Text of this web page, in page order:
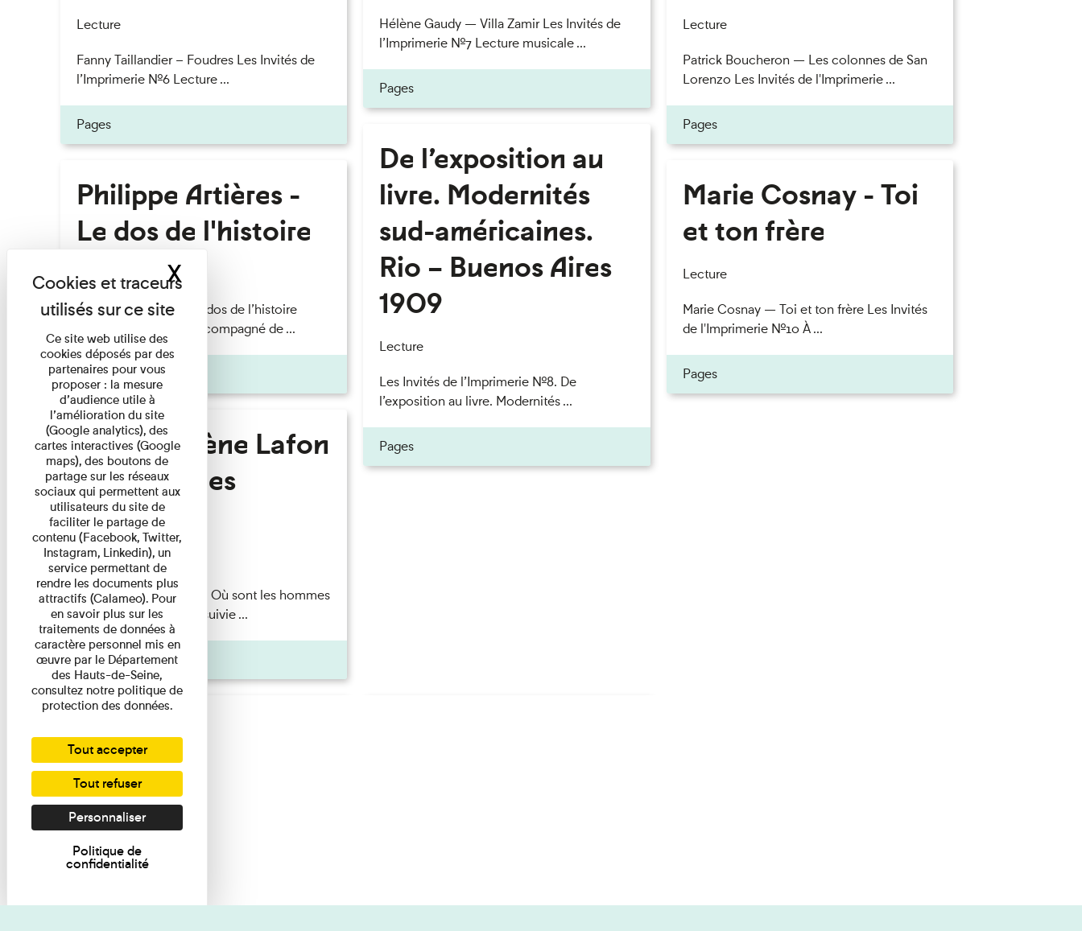
Lecture
Fanny Taillandier – Foudres Les Invités de
l’Imprimerie n°6 Lecture ...
Pages
Philippe Artières -
Le dos de l'histoire
Lecture
Philippe Artières — Le dos de l’histoire
Lecture par l’auteur accompagné de ...
Pages
Marie-Hélène Lafon
- Où sont les
hommes ?
Lecture
Marie-Hélène Lafon — Où sont les hommes
? Lecture par l’autrice suivie ...
Pages
Hélène Gaudy — Villa Zamir Les Invités de
l’Imprimerie n°7 Lecture musicale ...
Pages
De l’exposition au
livre. Modernités
sud-américaines.
Rio – Buenos Aires
1909
Lecture
Les Invités de l’Imprimerie n°8. De
l’exposition au livre. Modernités ...
Pages
Lecture
Patrick Boucheron — Les colonnes de San
Lorenzo Les Invités de l'Imprimerie ...
Pages
Marie Cosnay - Toi
et ton frère
Lecture
Marie Cosnay — Toi et ton frère Les Invités
de l'Imprimerie n°10 À ...
Pages
Ce site web utilise des
cookies déposés par des
partenaires pour vous
proposer : la mesure
d’audience utile à
l’amélioration du site
(Google analytics), des
cartes interactives (Google
maps), des boutons de
partage sur les réseaux
sociaux qui permettent aux
utilisateurs du site de
faciliter le partage de
contenu (Facebook, Twitter,
Instagram, Linkedin), un
service permettant de
rendre les documents plus
attractifs (Calameo). Pour
en savoir plus sur les
traitements de données à
caractère personnel mis en
œuvre par le Département
des Hauts-de-Seine,
consultez notre politique de
protection des données.
Tout accepter
Tout refuser
Personnaliser
Politique de
confidentialité
XMasquer le bandeau des cookies